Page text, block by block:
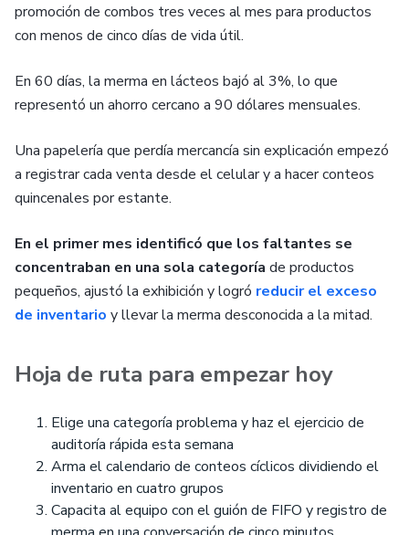
promoción de combos tres veces al mes para productos
con menos de cinco días de vida útil.
En 60 días, la merma en lácteos bajó al 3%, lo que
representó un ahorro cercano a 90 dólares mensuales.
Una papelería que perdía mercancía sin explicación empezó
a registrar cada venta desde el celular y a hacer conteos
quincenales por estante.
En el primer mes identificó que los faltantes se
concentraban en una sola categoría de productos
pequeños, ajustó la exhibición y logró reducir el exceso
de inventario y llevar la merma desconocida a la mitad.
Hoja de ruta para empezar hoy
Elige una categoría problema y haz el ejercicio de
auditoría rápida esta semana
Arma el calendario de conteos cíclicos dividiendo el
inventario en cuatro grupos
Capacita al equipo con el guión de FIFO y registro de